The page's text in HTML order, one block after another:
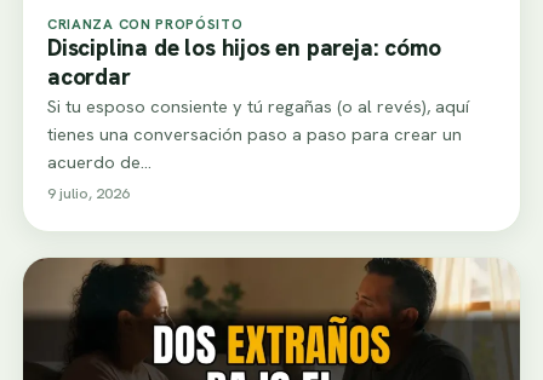
CRIANZA CON PROPÓSITO
Disciplina de los hijos en pareja: cómo
acordar
Si tu esposo consiente y tú regañas (o al revés), aquí
tienes una conversación paso a paso para crear un
acuerdo de…
9 julio, 2026